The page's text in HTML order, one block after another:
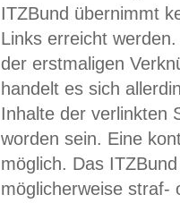
ITZBund übernimmt
Links erreicht
der erstmaligen
handelt es sich
Inhalte der verlinkten
worden sein. Eine
möglich. Das
möglicherweise straf-